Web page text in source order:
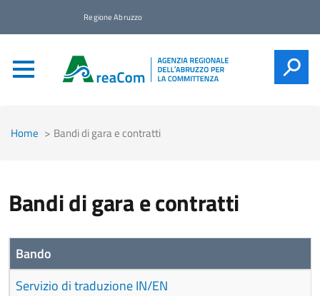
Regione Abruzzo
Home Bandi di gara e contratti
Bandi di gara e contratti
Bando
Servizio di traduzione IN/EN